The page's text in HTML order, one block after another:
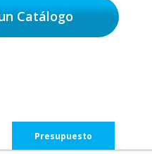
Catálogo
Presupuesto